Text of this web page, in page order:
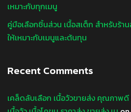
เหมาะกับทุกเมนู
คู่มือเลือกชิ้นส่วน เนื้อสเต็ก สำหรับร้าน
ให้เหมาะกับเมนูและต้นทุน
Recent Comments
เคล็ดลับเลือก เนื้อวัวขายส่ง คุณภาพ